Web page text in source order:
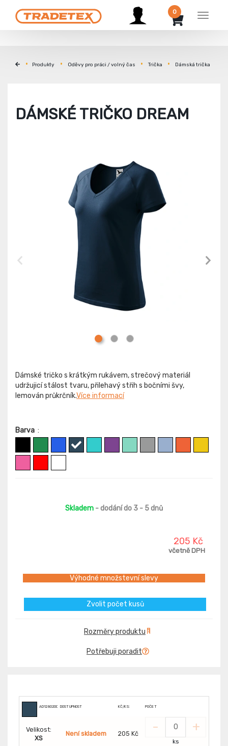
Menu
0
Produkty Oděvy pro práci / volný čas Trička Dámská trička
DÁMSKÉ TRIČKO DREAM
Dámské tričko s krátkým rukávem, strečový materiál
udržujicí stálost tvaru, přilehavý střih s bočními švy,
lemován průkrčník.Více informací
Barva :
Skladem - dodání do 3 - 5 dnů
205 Kč
včetně DPH
Výhodné množstevní slevy
Zvolit počet kusů
Rozměry produktu
Potřebuji poradit
AD1280200 DOSTUPNOST KČ/KS: POČET
Velikost:
XS
Není skladem 205 Kč - +
ks